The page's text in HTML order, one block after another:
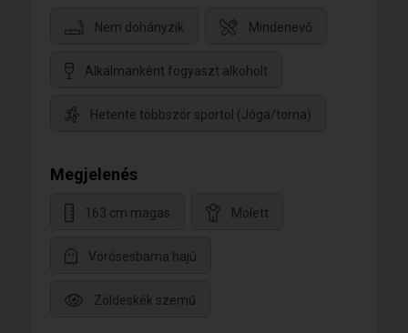
Nem dohányzik Mindenevő
Alkalmanként fogyaszt alkoholt
Hetente többször sportol (Jóga/torna)
Megjelenés
163 cm magas Molett
Vörösesbarna hajú
Zöldeskék szemű